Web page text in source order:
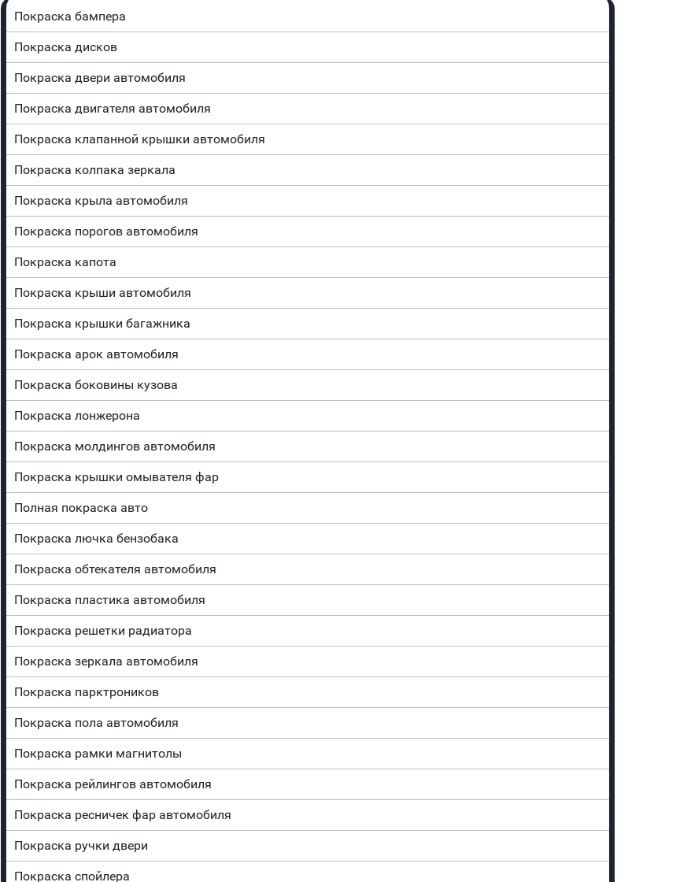
Покраска бампера
Покраска дисков
Покраска двери автомобиля
Покраска двигателя автомобиля
Покраска клапанной крышки автомобиля
Покраска колпака зеркала
Покраска крыла автомобиля
Покраска порогов автомобиля
Покраска капота
Покраска крыши автомобиля
Покраска крышки багажника
Покраска арок автомобиля
Покраска боковины кузова
Покраска лонжерона
Покраска молдингов автомобиля
Покраска крышки омывателя фар
Полная покраска авто
Покраска лючка бензобака
Покраска обтекателя автомобиля
Покраска пластика автомобиля
Покраска решетки радиатора
Покраска зеркала автомобиля
Покраска парктроников
Покраска пола автомобиля
Покраска рамки магнитолы
Покраска рейлингов автомобиля
Покраска ресничек фар автомобиля
Покраска ручки двери
Покраска спойлера